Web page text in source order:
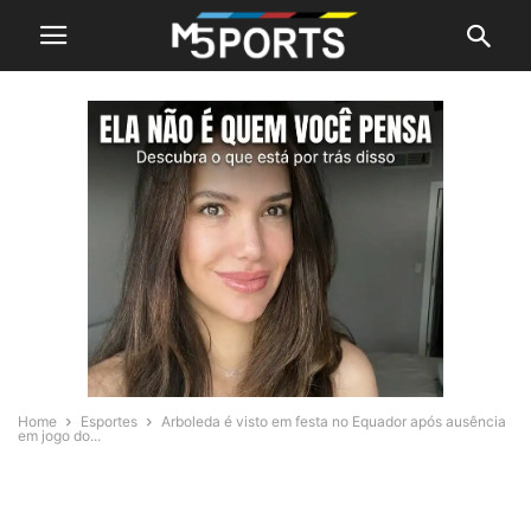
Home Esportes
Arboleda é visto em festa no Equador após ausência
em jogo do...